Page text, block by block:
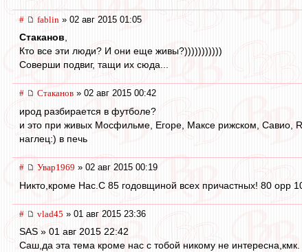
# fablin » 02 авг 2015 01:05
Cтаканов,
Кто все эти люди? И они еще живы?)))))))))))
Соверши подвиг, тащи их сюда...
# Cтаканов » 02 авг 2015 00:42
ирод разбирается в футболе?
и это при живых Мосфильме, Егоре, Максе рижском, Савио,
наглец:) в печь
# Увар1969 » 02 авг 2015 00:19
Никто,кроме Нас.С 85 годовщиной всех причастных! 80 орр
# vlad45 » 01 авг 2015 23:36
SAS » 01 авг 2015 22:42
Саш,да эта тема кроме нас с тобой никому не интересна,кмк.